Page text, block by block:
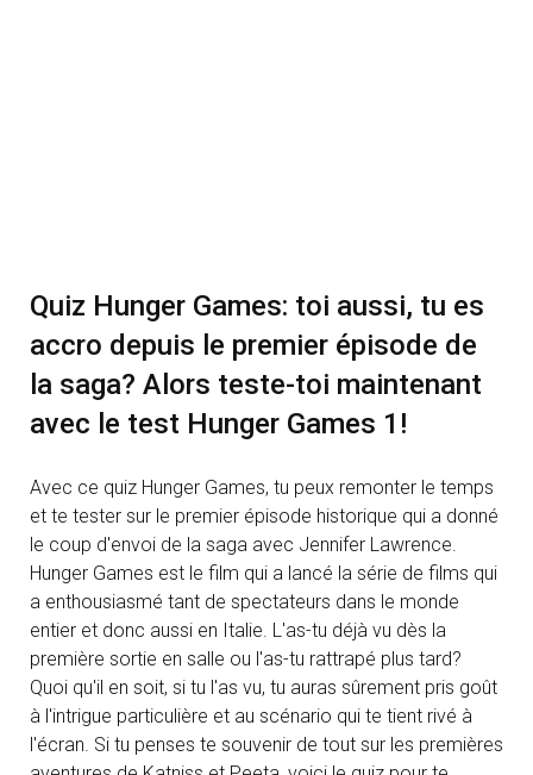
Quiz Hunger Games: toi aussi, tu es
accro depuis le premier épisode de
la saga? Alors teste-toi maintenant
avec le test Hunger Games 1!
Avec ce quiz Hunger Games, tu peux remonter le temps
et te tester sur le premier épisode historique qui a donné
le coup d'envoi de la saga avec Jennifer Lawrence.
Hunger Games est le film qui a lancé la série de films qui
a enthousiasmé tant de spectateurs dans le monde
entier et donc aussi en Italie. L'as-tu déjà vu dès la
première sortie en salle ou l'as-tu rattrapé plus tard?
Quoi qu'il en soit, si tu l'as vu, tu auras sûrement pris goût
à l'intrigue particulière et au scénario qui te tient rivé à
l'écran. Si tu penses te souvenir de tout sur les premières